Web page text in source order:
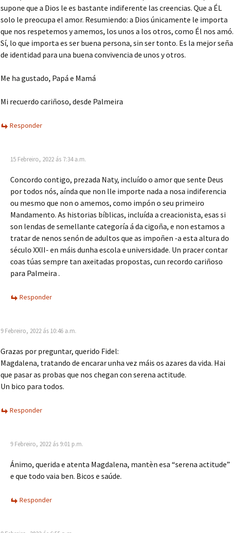
supone que a Dios le es bastante indiferente las creencias. Que a ÉL
solo le preocupa el amor. Resumiendo: a Dios únicamente le importa
que nos respetemos y amemos, los unos a los otros, como Él nos amó.
Sí, lo que importa es ser buena persona, sin ser tonto. Es la mejor seña
de identidad para una buena convivencia de unos y otros.
Me ha gustado, Papá e Mamá
Mi recuerdo cariñoso, desde Palmeira
Responder
15 Febreiro, 2022 ás 7:34 a.m.
Concordo contigo, prezada Naty, incluído o amor que sente Deus
por todos nós, aínda que non lle importe nada a nosa indiferencia
ou mesmo que non o amemos, como impón o seu primeiro
Mandamento. As historias bíblicas, incluída a creacionista, esas si
son lendas de semellante categoría á da cigoña, e non estamos a
tratar de nenos senón de adultos que as impoñen -a esta altura do
século XXII- en máis dunha escola e universidade. Un pracer contar
coas túas sempre tan axeitadas propostas, cun recordo cariñoso
para Palmeira .
Responder
9 Febreiro, 2022 ás 10:46 a.m.
Grazas por preguntar, querido Fidel:
Magdalena, tratando de encarar unha vez máis os azares da vida. Hai
que pasar as probas que nos chegan con serena actitude.
Un bico para todos.
Responder
9 Febreiro, 2022 ás 9:01 p.m.
Ánimo, querida e atenta Magdalena, mantèn esa “serena actitude”
e que todo vaia ben. Bicos e saúde.
Responder